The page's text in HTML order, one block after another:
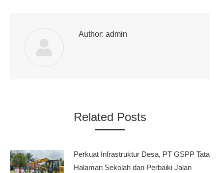
Author: admin
Related Posts
Perkuat Infrastruktur Desa, PT GSPP Tata
Halaman Sekolah dan Perbaiki Jalan